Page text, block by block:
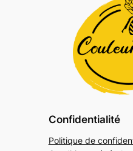
Confidentialité
Politique de